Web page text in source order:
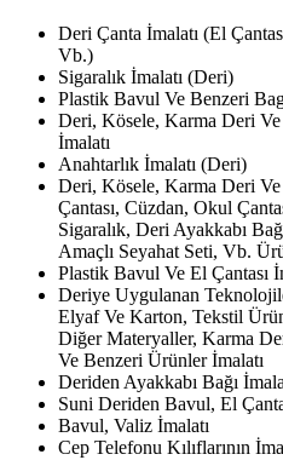
Deri Çanta İmalatı (El
Vb.)
Sigaralık İmalatı (Deri)
Plastik Bavul Ve Benzeri
Deri, Kösele, Karma Deri
İmalatı
Anahtarlık İmalatı (Deri)
Deri, Kösele, Karma Deri
Çantası, Cüzdan, Okul
Sigaralık, Deri Ayakkabı
Amaçlı Seyahat Seti, Vb.
Plastik Bavul Ve El Çantası
Deriye Uygulanan
Elyaf Ve Karton, Tekstil
Diğer Materyaller, Karma
Ve Benzeri Ürünler İmalatı
Deriden Ayakkabı Bağı
Suni Deriden Bavul, El
Bavul, Valiz İmalatı
Cep Telefonu Kılıflarının